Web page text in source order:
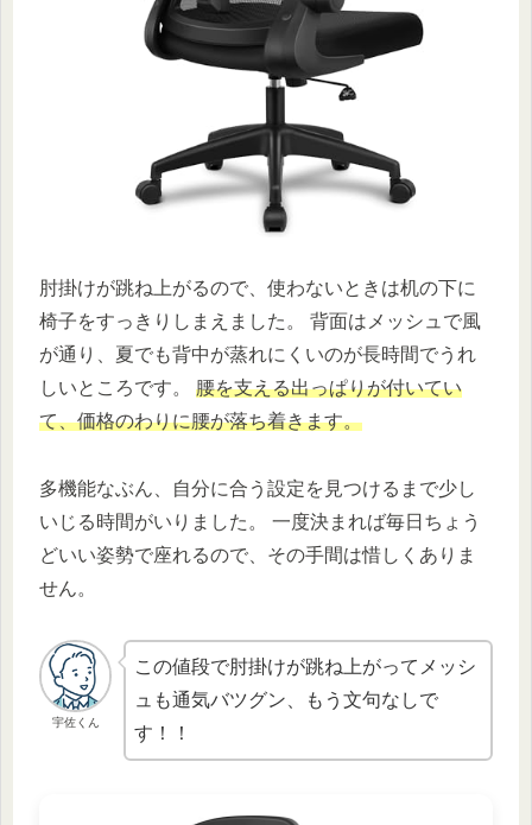
肘掛けが跳ね上がるので、使わないときは机の下に
椅子をすっきりしまえました。 背面はメッシュで風
が通り、夏でも背中が蒸れにくいのが長時間でうれ
しいところです。 腰を支える出っぱりが付いてい
て、価格のわりに腰が落ち着きます。
多機能なぶん、自分に合う設定を見つけるまで少し
いじる時間がいりました。 一度決まれば毎日ちょう
どいい姿勢で座れるので、その手間は惜しくありま
せん。
宇佐くん
この値段で肘掛けが跳ね上がってメッシ
ュも通気バツグン、もう文句なしで
す！！